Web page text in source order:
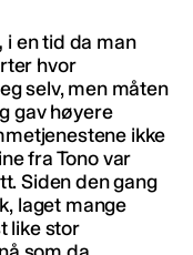
i en tid da man
hvor
selv, men måten
gav høyere
ikke
fra Tono var
Siden den gang
laget mange
like stor